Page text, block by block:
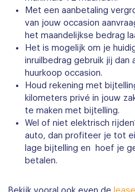
Met een aanbetaling
van jouw occasion
het maandelijkse bedrag
Het is mogelijk om je
inruilbedrag gebruik jij dan
huurkoop occasion.
Houd rekening met
kilometers privé in jouw
te maken met bijtelling.
Wel of niet elektrisch
auto, dan profiteer je tot
lage bijtelling en hoef je
betalen.